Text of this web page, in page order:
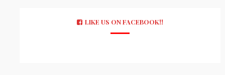
LIKE US ON FACEBOOK!!